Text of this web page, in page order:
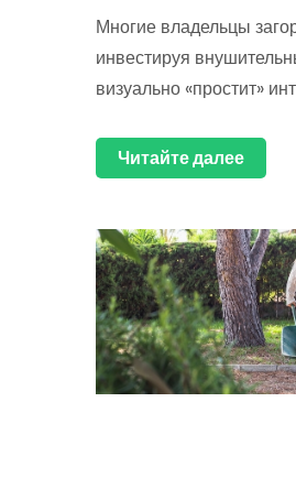
Многие владельцы
инвестируя
визуально «простит»
Читайте далее